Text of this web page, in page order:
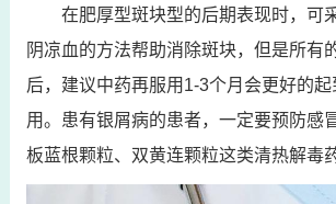
在肥厚型斑块型的后期表现时，可
阴凉血的方法帮助消除斑块，但是所有
后，建议中药再服用1-3个月会更好的
用。患有银屑病的患者，一定要预防感
板蓝根颗粒、双黄连颗粒这类清热解毒